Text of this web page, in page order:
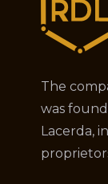
The
was
Lacerda,